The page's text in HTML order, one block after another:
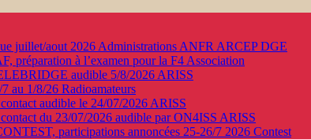
juillet/aout 2026 Administrations ANFR ARCEP DGE
préparation à l’examen pour la F4 Association
audible 5/8/2026 ARISS
au 1/8/26 Radioamateurs
audible le 24/07/2026 ARISS
du 23/07/2026 audible par ON4ISS ARISS
participations annoncées 25-26/7 2026 Contest